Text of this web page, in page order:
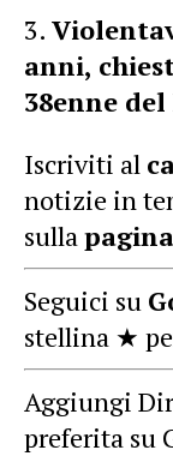
anni,
38enne
Iscriviti al
notizie in
sulla
Seguici su
stellina ★
Aggiungi
preferita su